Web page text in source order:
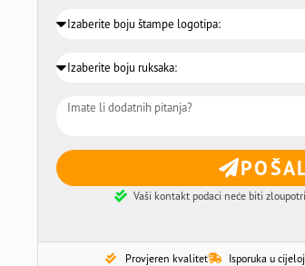
Vaši kontakt podaci neće biti
Provjeren kvalitet Isporuka u